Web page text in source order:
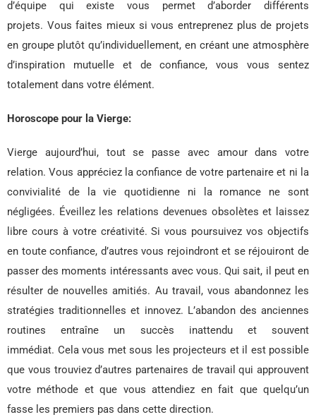
d’équipe qui existe vous permet d’aborder différents
projets. Vous faites mieux si vous entreprenez plus de projets
en groupe plutôt qu’individuellement, en créant une atmosphère
d’inspiration mutuelle et de confiance, vous vous sentez
totalement dans votre élément.
Horoscope pour la Vierge:
Vierge aujourd’hui, tout se passe avec amour dans votre
relation. Vous appréciez la confiance de votre partenaire et ni la
convivialité de la vie quotidienne ni la romance ne sont
négligées. Éveillez les relations devenues obsolètes et laissez
libre cours à votre créativité. Si vous poursuivez vos objectifs
en toute confiance, d’autres vous rejoindront et se réjouiront de
passer des moments intéressants avec vous. Qui sait, il peut en
résulter de nouvelles amitiés. Au travail, vous abandonnez les
stratégies traditionnelles et innovez. L’abandon des anciennes
routines entraîne un succès inattendu et souvent
immédiat. Cela vous met sous les projecteurs et il est possible
que vous trouviez d’autres partenaires de travail qui approuvent
votre méthode et que vous attendiez en fait que quelqu’un
fasse les premiers pas dans cette direction.